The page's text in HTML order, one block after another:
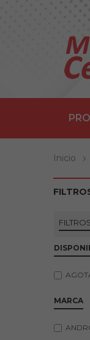
Inicio
MARCA